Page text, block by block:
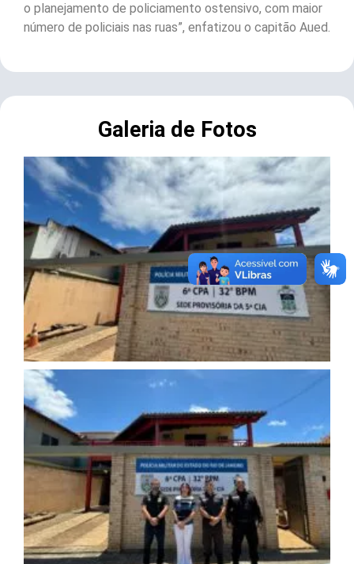
o planejamento de policiamento ostensivo, com maior
número de policiais nas ruas”, enfatizou o capitão Aued.
Galeria de Fotos